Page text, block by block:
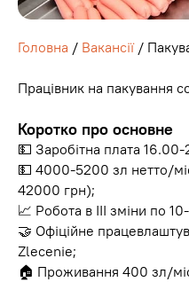
Головна / Вакансії/
Працівник на пакування
Коротко про основне
💵 Заробітна плата
💵 4000-5200 зл нетто/
42000 грн);
📈 Робота в ІІІ зміни по
🤝 Офіційне
Zlecenie;
🏠 Проживання 400 зл/